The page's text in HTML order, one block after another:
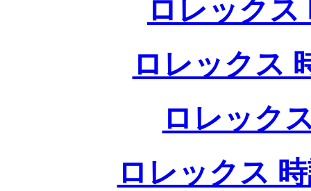
ロレックス
ロレックス
ロレック
ロレックス